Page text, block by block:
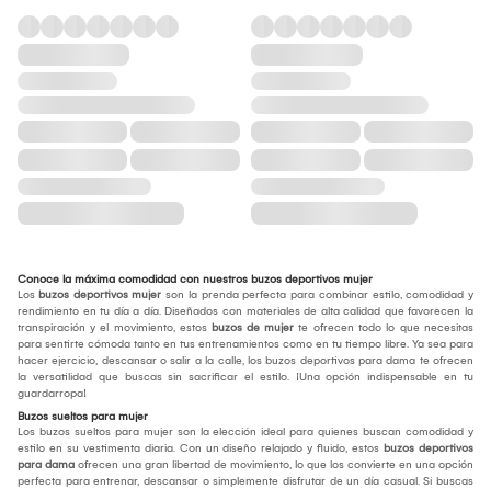
Conoce la máxima comodidad con nuestros buzos deportivos mujer
Los buzos deportivos mujer son la prenda perfecta para combinar estilo, comodidad y
rendimiento en tu día a día. Diseñados con materiales de alta calidad que favorecen la
transpiración y el movimiento, estos buzos de mujer te ofrecen todo lo que necesitas
para sentirte cómoda tanto en tus entrenamientos como en tu tiempo libre. Ya sea para
hacer ejercicio, descansar o salir a la calle, los buzos deportivos para dama te ofrecen
la versatilidad que buscas sin sacrificar el estilo. ¡Una opción indispensable en tu
guardarropa!
Buzos sueltos para mujer
Los buzos sueltos para mujer son la elección ideal para quienes buscan comodidad y
estilo en su vestimenta diaria. Con un diseño relajado y fluido, estos buzos deportivos
para dama ofrecen una gran libertad de movimiento, lo que los convierte en una opción
perfecta para entrenar, descansar o simplemente disfrutar de un día casual. Si buscas